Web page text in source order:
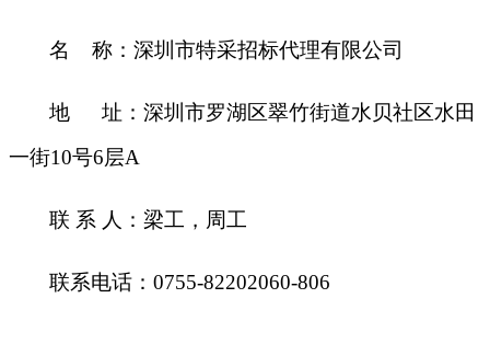
名 称：深圳市特采招标代理有限公司
地 址：深圳市罗湖区翠竹街道水贝社区水田
一街10号6层A
联 系 人：梁工，周工
联系电话：0755-82202060-806